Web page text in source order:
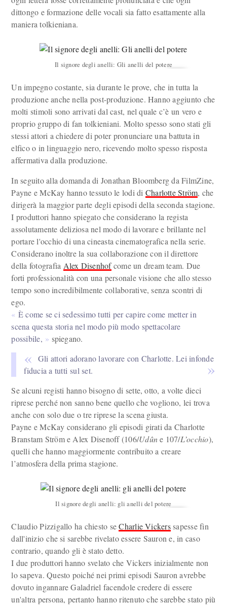
dittongo e formazione delle vocali sia fatto esattamente alla
maniera tolkieniana.
Il signore degli anelli: Gli anelli del potere
Un impegno costante, sia durante le prove, che in tutta la
produzione anche nella post-produzione. Hanno aggiunto che
molti stimoli sono arrivati dal cast, nel quale c’è un vero e
proprio gruppo di fan tolkieniani. Molto spesso sono stati gli
stessi attori a chiedere di poter pronunciare una battuta in
elfico o in linguaggio nero, ricevendo molto spesso risposta
affermativa dalla produzione.
In seguito alla domanda di Jonathan Bloomberg da FilmZine,
Payne e McKay hanno tessuto le lodi di Charlotte Ström, che
dirigerà la maggior parte degli episodi della seconda stagione.
I produttori hanno spiegato che considerano la regista
assolutamente deliziosa nel modo di lavorare e brillante nel
portare l'occhio di una cineasta cinematografica nella serie.
Considerano inoltre la sua collaborazione con il direttore
della fotografia Alex Disenhofcome un dream team. Due
forti professionalità con una personale visione che allo stesso
tempo sono incredibilmente collaborative, senza scontri di
ego.
È come se ci sedessimo tutti per capire come metter in
scena questa storia nel modo più modo spettacolare
possibile,
spiegano.
Gli attori adorano lavorare con Charlotte. Lei infonde
fiducia a tutti sul set.
Se alcuni registi hanno bisogno di sette, otto, a volte dieci
riprese perché non sanno bene quello che vogliono, lei trova
anche con solo due o tre riprese la scena giusta.
Payne e McKay considerano gli episodi girati da Charlotte
Branstam Ström e Alex Disenoff (106/Udûne 107/L’occhio),
quelli che hanno maggiormente contribuito a creare
l’atmosfera della prima stagione.
Il signore degli anelli: gli anelli del potere
Claudio Pizzigallo ha chiesto seCharlie Vickerssapesse fin
dall'inizio che si sarebbe rivelato essere Sauron e, in caso
contrario, quando gli è stato detto.
I due produttori hanno svelato che Vickers inizialmente non
lo sapeva. Questo poiché nei primi episodi Sauron avrebbe
dovuto ingannare Galadriel facendole credere di essere
un'altra persona, pertanto hanno ritenuto che sarebbe stato più